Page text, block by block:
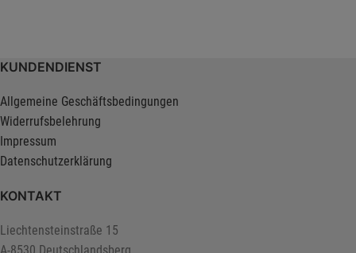
KUNDENDIENST
Allgemeine Geschäftsbedingungen
Widerrufsbelehrung
Impressum
Datenschutzerklärung
KONTAKT
Liechtensteinstraße 15